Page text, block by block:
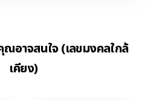
อาจสนใจ (เลขมงคลใกล้
เคียง)